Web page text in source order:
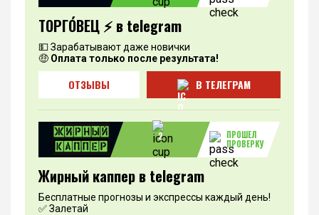
ТОРГО́ВЕЦ ⚡️ в telegram
💵 Зарабатывают даже новички
🤑 Оплата только после результата!
ОТЗЫВЫ В ТЕЛЕГРАМ
2
ПРОШЕЛ
ПРОВЕРКУ
Жирный каппер в telegram
Бесплатные прогнозы и экспрессы каждый день!
✅ Залетай